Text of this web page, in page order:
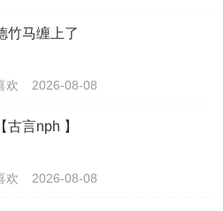
竹马缠上了
欢 2026-08-08
古言nph 】
欢 2026-08-08